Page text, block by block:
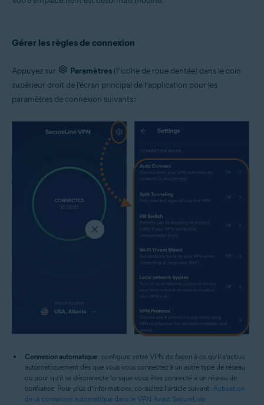
Gérer les règles de connexion
Appuyez sur Paramètres (l’icône de roue dentée) dans le coin
supérieur droit de l’écran principal de l’application pour les
paramètres de connexion suivants :
Connexion automatique : configure votre VPN de façon à ce qu’il s’active
automatiquement dès que vous vous connectez à un autre type de réseau
ou pour qu’il se déconnecte lorsque vous êtes connecté à un réseau de
confiance. Pour plus d’informations, consultez l’article suivant : Activation
de la connexion automatique dans le VPN Avast SecureLine